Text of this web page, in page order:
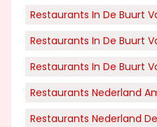
Restaurants In De Buurt
Restaurants In De Buurt
Restaurants In De Buurt
Restaurants Nederland
Restaurants Nederland